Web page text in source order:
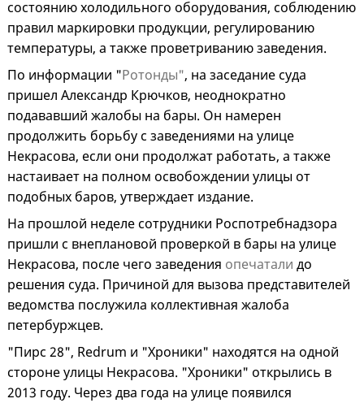
состоянию холодильного оборудования, соблюдению
правил маркировки продукции, регулированию
температуры, а также проветриванию заведения.
По информации "Ротонды", на заседание суда
пришел Александр Крючков, неоднократно
подававший жалобы на бары. Он намерен
продолжить борьбу с заведениями на улице
Некрасова, если они продолжат работать, а также
настаивает на полном освобождении улицы от
подобных баров, утверждает издание.
На прошлой неделе сотрудники Роспотребнадзора
пришли с внеплановой проверкой в бары на улице
Некрасова, после чего заведения опечатали до
решения суда. Причиной для вызова представителей
ведомства послужила коллективная жалоба
петербуржцев.
"Пирс 28", Redrum и "Хроники" находятся на одной
стороне улицы Некрасова. "Хроники" открылись в
2013 году. Через два года на улице появился